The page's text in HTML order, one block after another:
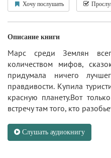
Хочу послушать
Описание книги
Марс среди Землян
количеством мифов,
придумала ничего
правдивости. Купила
красную планету.Вот
встречу там того, кто
Слушать аудиокнигу